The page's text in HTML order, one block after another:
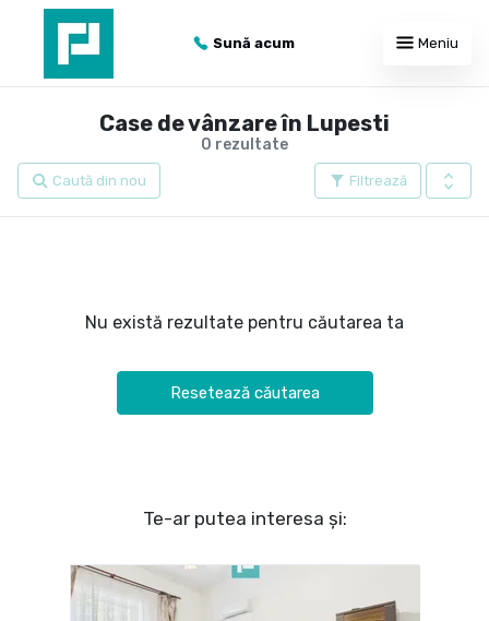
Sună acum Meniu
0 rezultate
Case de vânzare în Lupesti
Filtrează
Caută din nou
Nu există rezultate pentru căutarea ta
Resetează căutarea
Te-ar putea interesa și: